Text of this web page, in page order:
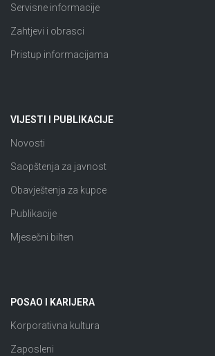
Servisne informacije
Zahtjevi i obrasci
Pristup informacijama
VIJESTI I PUBLIKACIJE
Novosti
Saopštenja za javnost
Obavještenja za kupce
Publikacije
Mjesečni bilten
POSAO I KARIJERA
Korporativna kultura
Zaposleni